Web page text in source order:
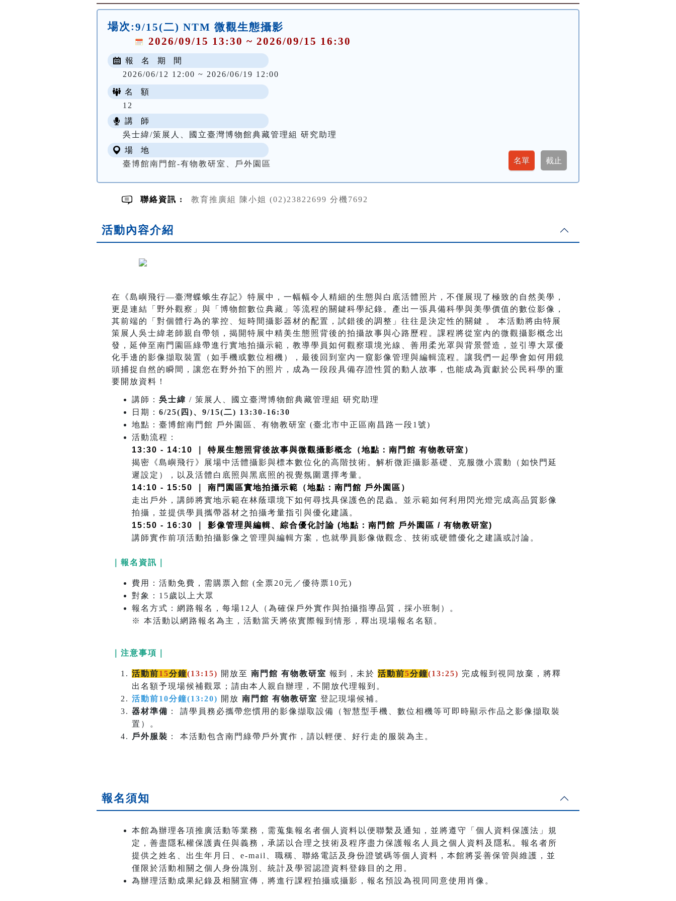
場次:9/15(二) NTM 微觀生態攝影
2026/09/15 13:30 ~ 2026/09/15 16:30
報 名 期 間
2026/06/12 12:00 ~ 2026/06/19 12:00
名 額
12
講 師
吳士緯/策展人、國立臺灣博物館典藏管理組 研究助理
場 地
臺博館南門館-有物教研室、戶外園區
聯絡資訊 : 教育推廣組 陳小姐 (02)23822699 分機7692
活動內容介紹
在《島嶼飛行—臺灣蝶蛾生存記》特展中，一幅幅令人精細的生態與白底活體照片，不僅展現了極致的自然美學，
更是連結「野外觀察」與「博物館數位典藏」等流程的關鍵科學紀錄。產出一張具備科學與美學價值的數位影像，
其前端的「對個體行為的掌控、短時間攝影器材的配置，試錯後的調整」往往是決定性的關鍵 。 本活動將由特展
策展人吳士緯老師親自帶領，揭開特展中精美生態照背後的拍攝故事與心路歷程。課程將從室內的微觀攝影概念出
發，延伸至南門園區綠帶進行實地拍攝示範，教導學員如何觀察環境光線、善用柔光罩與背景營造，並引導大眾優
化手邊的影像擷取裝置（如手機或數位相機），最後回到室內一窺影像管理與編輯流程。讓我們一起學會如何用鏡
頭捕捉自然的瞬間，讓您在野外拍下的照片，成為一段段具備存證性質的動人故事，也能成為貢獻於公民科學的重
要開放資料！
講師： 吳士緯 / 策展人、國立臺灣博物館典藏管理組 研究助理
日期： 6/25(四)、9/15(二) 13:30-16:30
地點：臺博館南門館 戶外園區、有物教研室 (臺北市中正區南昌路一段1號)
活動流程：
13:30 - 14:10 ｜ 特展生態照背後故事與微觀攝影概念（地點：南門館 有物教研室）
揭密《島嶼飛行》展場中活體攝影與標本數位化的高階技術。解析微距攝影基礎、克服微小震動（如快門延
遲設定），以及活體白底照與黑底照的視覺氛圍選擇考量。
14:10 - 15:50 ｜ 南門園區實地拍攝示範（地點：南門館 戶外園區）
走出戶外，講師將實地示範在林蔭環境下如何尋找具保護色的昆蟲。並示範如何利用閃光燈完成高品質影像
拍攝，並提供學員攜帶器材之拍攝考量指引與優化建議。
15:50 - 16:30 ｜ 影像管理與編輯、綜合優化討論 (地點：南門館 戶外園區 / 有物教研室)
講師實作前項活動拍攝影像之管理與編輯方案，也就學員影像做觀念、技術或硬體優化之建議或討論。
｜報名資訊｜
費用：活動免費，需購票入館 (全票20元／優待票10元)
對象：15歲以上大眾
報名方式：網路報名，每場12人（為確保戶外實作與拍攝指導品質，採小班制）。
※ 本活動以網路報名為主，活動當天將依實際報到情形，釋出現場報名名額。
｜注意事項｜
活動前15分鐘(13:15) 開放至 南門館 有物教研室 報到，未於 活動前5分鐘(13:25) 完成報到視同放棄，將釋
出名額予現場候補觀眾；請由本人親自辦理，不開放代理報到。
活動前10分鐘(13:20) 開放 南門館 有物教研室 登記現場候補。
器材準備 ： 請學員務必攜帶您慣用的影像擷取設備（智慧型手機、數位相機等可即時顯示作品之影像擷取裝
置）。
戶外服裝 ： 本活動包含南門綠帶戶外實作，請以輕便、好行走的服裝為主。
報名須知
本館為辦理各項推廣活動等業務，需蒐集報名者個人資料以便聯繫及通知，並將遵守「個人資料保護法」規
定，善盡隱私權保護責任與義務，承諾以合理之技術及程序盡力保護報名人員之個人資料及隱私。報名者所
提供之姓名、出生年月日、e-mail、職稱、聯絡電話及身份證號碼等個人資料，本館將妥善保管與維護，並
僅限於活動相關之個人身份識別、統計及學習認證資料登錄目的之用。
為辦理活動成果紀錄及相關宣傳，將進行課程拍攝或攝影，報名預設為視同同意使用肖像。